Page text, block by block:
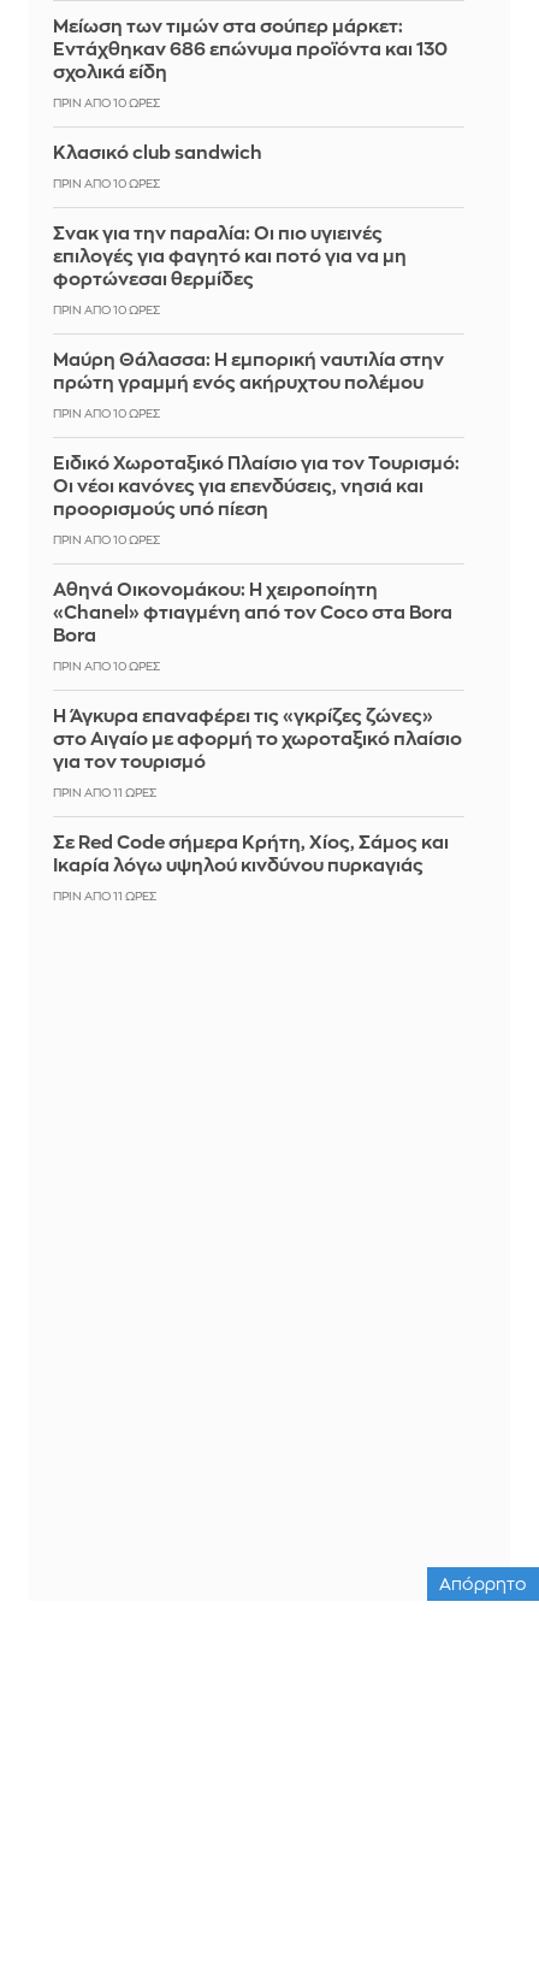
Μείωση των τιμών στα σούπερ μάρκετ:
Εντάχθηκαν 686 επώνυμα προϊόντα και 130
σχολικά είδη
ΠΡΙΝ ΑΠΌ 10 ΏΡΕΣ
Κλασικό club sandwich
ΠΡΙΝ ΑΠΌ 10 ΏΡΕΣ
Σνακ για την παραλία: Οι πιο υγιεινές
επιλογές για φαγητό και ποτό για να μη
φορτώνεσαι θερμίδες
ΠΡΙΝ ΑΠΌ 10 ΏΡΕΣ
Μαύρη Θάλασσα: Η εμπορική ναυτιλία στην
πρώτη γραμμή ενός ακήρυχτου πολέμου
ΠΡΙΝ ΑΠΌ 10 ΏΡΕΣ
Ειδικό Χωροταξικό Πλαίσιο για τον Τουρισμό:
Οι νέοι κανόνες για επενδύσεις, νησιά και
προορισμούς υπό πίεση
ΠΡΙΝ ΑΠΌ 10 ΏΡΕΣ
Αθηνά Οικονομάκου: Η χειροποίητη
«Chanel» φτιαγμένη από τον Coco στα Bora
Bora
ΠΡΙΝ ΑΠΌ 10 ΏΡΕΣ
Η Άγκυρα επαναφέρει τις «γκρίζες ζώνες»
στο Αιγαίο με αφορμή το χωροταξικό πλαίσιο
για τον τουρισμό
ΠΡΙΝ ΑΠΌ 11 ΏΡΕΣ
Σε Red Code σήμερα Κρήτη, Χίος, Σάμος και
Ικαρία λόγω υψηλού κινδύνου πυρκαγιάς
ΠΡΙΝ ΑΠΌ 11 ΏΡΕΣ
Απόρρητο